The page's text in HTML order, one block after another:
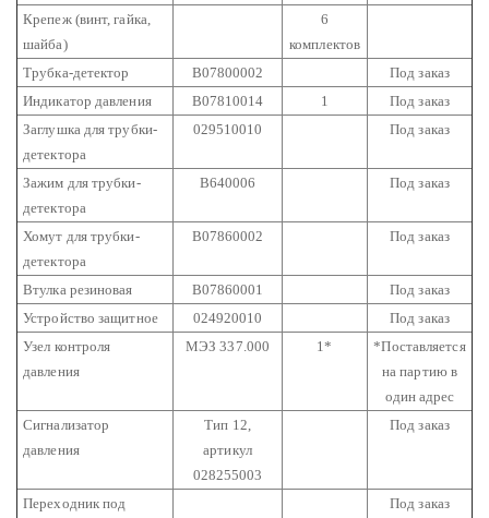
Крепеж (винт, гайка,
шайба)
6
комплектов
Трубка-детектор
В07800002
Под заказ
Индикатор давления
В07810014 1
Под заказ
Заглушка для трубки-
детектора
029510010 Под заказ
Зажим для трубки-
детектора
В640006 Под заказ
Хомут для трубки-
детектора
В07860002 Под заказ
Втулка резиновая В07860001
Под заказ
Устройство защитное
024920010
Под заказ
Узел контроля
давления
МЭЗ 337.000 1*
*Поставляется
на партию в
один адрес
Сигнализатор
давления
Тип 12,
артикул
028255003
Под заказ
Переходник под
Под заказ